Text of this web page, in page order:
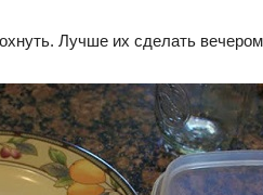
Лучше их сделать